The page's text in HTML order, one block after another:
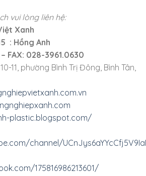
vui lòng liên hệ:
Xanh
: Hồng Anh
FAX: 028-3961.0630
11, phường Bình Trị Đông, Bình Tân,
plastic.blogspot.com/
channel/
175816986213601/